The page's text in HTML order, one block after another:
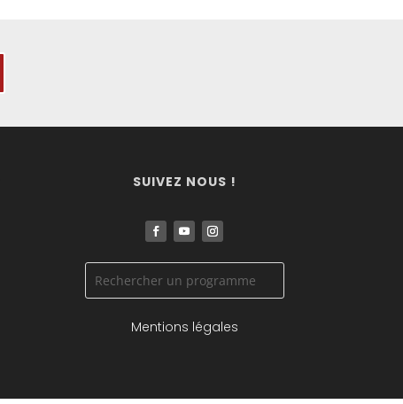
SUIVEZ NOUS !
Mentions légales